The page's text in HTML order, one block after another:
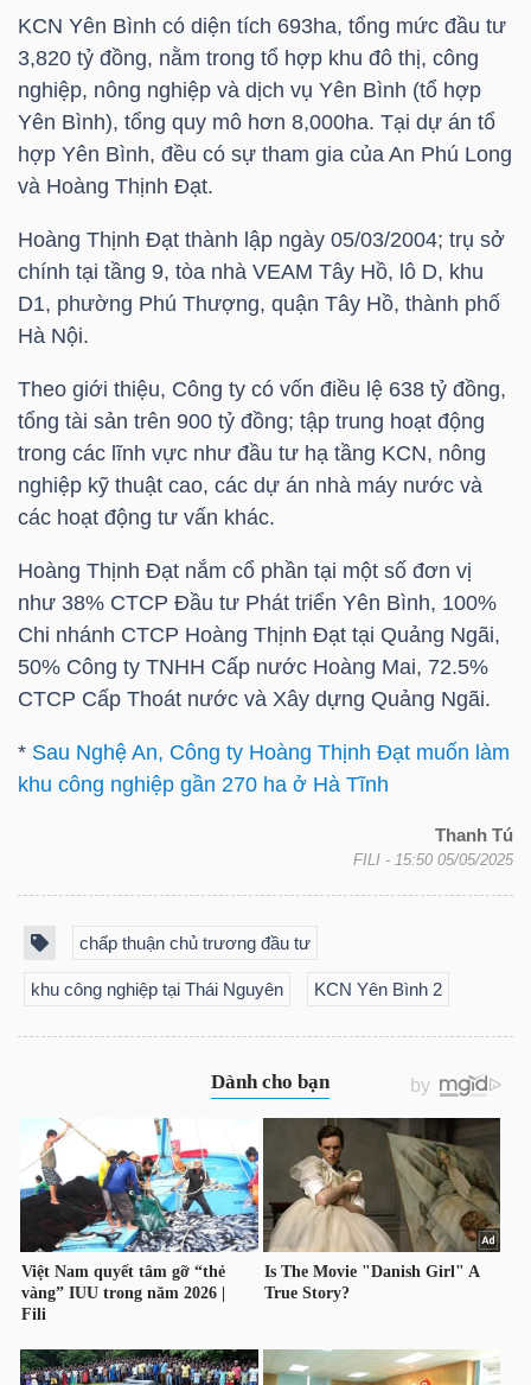
KCN Yên Bình có diện tích 693ha, tổng mức đầu tư
3,820 tỷ đồng, nằm trong tổ hợp khu đô thị, công
nghiệp, nông nghiệp và dịch vụ Yên Bình (tổ hợp
Yên Bình), tổng quy mô hơn 8,000ha. Tại dự án tổ
hợp Yên Bình, đều có sự tham gia của An Phú Long
và Hoàng Thịnh Đạt.
Hoàng Thịnh Đạt thành lập ngày 05/03/2004; trụ sở
chính tại tầng 9, tòa nhà VEAM Tây Hồ, lô D, khu
D1, phường Phú Thượng, quận Tây Hồ, thành phố
Hà Nội.
Theo giới thiệu, Công ty có vốn điều lệ 638 tỷ đồng,
tổng tài sản trên 900 tỷ đồng; tập trung hoạt động
trong các lĩnh vực như đầu tư hạ tầng KCN, nông
nghiệp kỹ thuật cao, các dự án nhà máy nước và
các hoạt động tư vấn khác.
Hoàng Thịnh Đạt nắm cổ phần tại một số đơn vị
như 38% CTCP Đầu tư Phát triển Yên Bình, 100%
Chi nhánh CTCP Hoàng Thịnh Đạt tại Quảng Ngãi,
50% Công ty TNHH Cấp nước Hoàng Mai, 72.5%
CTCP Cấp Thoát nước và Xây dựng Quảng Ngãi.
* Sau Nghệ An, Công ty Hoàng Thịnh Đạt muốn làm
khu công nghiệp gần 270 ha ở Hà Tĩnh
Thanh Tú
FILI - 15:50 05/05/2025
chấp thuận chủ trương đầu tư
khu công nghiệp tại Thái Nguyên KCN Yên Bình 2
CÔNG
CỤ
ĐẦU
TƯ
TRUY
XUẤT
DỮ
LIỆU
Ngành
VS-
SECTOR
NĂNG
LIỆU
NGHIỆP
TIÊU
DÙNG
THIẾT